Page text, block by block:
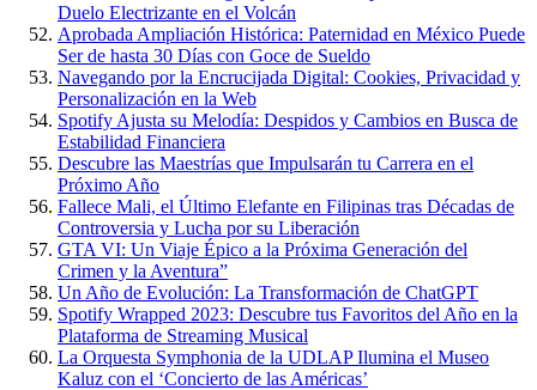
Duelo Electrizante en el Volcán
Aprobada Ampliación Histórica: Paternidad en México Puede
Ser de hasta 30 Días con Goce de Sueldo
Navegando por la Encrucijada Digital: Cookies, Privacidad y
Personalización en la Web
Spotify Ajusta su Melodía: Despidos y Cambios en Busca de
Estabilidad Financiera
Descubre las Maestrías que Impulsarán tu Carrera en el
Próximo Año
Fallece Mali, el Último Elefante en Filipinas tras Décadas de
Controversia y Lucha por su Liberación
GTA VI: Un Viaje Épico a la Próxima Generación del
Crimen y la Aventura”
Un Año de Evolución: La Transformación de ChatGPT
Spotify Wrapped 2023: Descubre tus Favoritos del Año en la
Plataforma de Streaming Musical
La Orquesta Symphonia de la UDLAP Ilumina el Museo
Kaluz con el ‘Concierto de las Américas’